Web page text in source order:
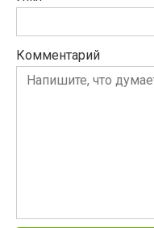
Комментарий